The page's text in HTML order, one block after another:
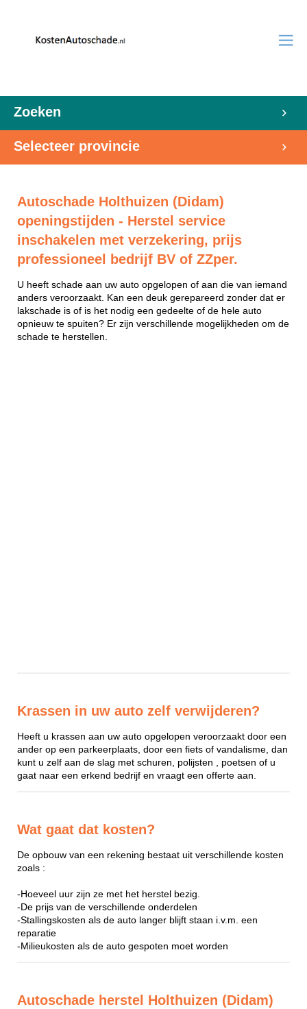
Zoeken
Selecteer provincie
Autoschade Holthuizen (Didam)
openingstijden - Herstel service
inschakelen met verzekering, prijs
professioneel bedrijf BV of ZZper.
U heeft schade aan uw auto opgelopen of aan die van iemand
anders veroorzaakt. Kan een deuk gerepareerd zonder dat er
lakschade is of is het nodig een gedeelte of de hele auto
opnieuw te spuiten? Er zijn verschillende mogelijkheden om de
schade te herstellen.
Krassen in uw auto zelf verwijderen?
Heeft u krassen aan uw auto opgelopen veroorzaakt door een
ander op een parkeerplaats, door een fiets of vandalisme, dan
kunt u zelf aan de slag met schuren, polijsten , poetsen of u
gaat naar een erkend bedrijf en vraagt een offerte aan.
Wat gaat dat kosten?
De opbouw van een rekening bestaat uit verschillende kosten
zoals :
-Hoeveel uur zijn ze met het herstel bezig.
-De prijs van de verschillende onderdelen
-Stallingskosten als de auto langer blijft staan i.v.m. een
reparatie
-Milieukosten als de auto gespoten moet worden
Autoschade herstel Holthuizen (Didam)